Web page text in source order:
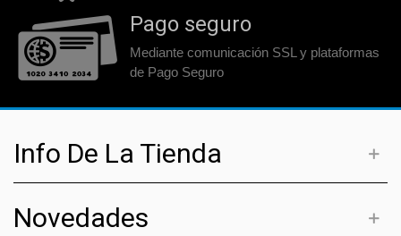
Pago seguro
Mediante comunicación SSL y plataformas
de Pago Seguro
Info De La Tienda
Novedades